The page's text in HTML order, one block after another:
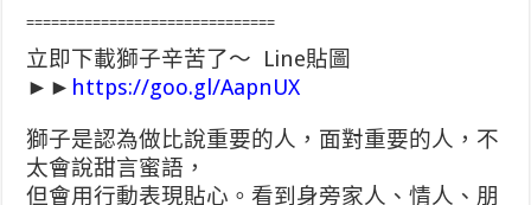
==============================
立即下載獅子辛苦了～ Line貼圖
►► https://goo.gl/AapnUX
獅子是認為做比說重要的人，面對重要的人，不
太會說甜言蜜語，
但會用行動表現貼心。看到身旁家人、情人、朋